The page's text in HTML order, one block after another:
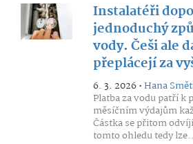
Instalatéři
jednoduchý
vody. Češi ale
přeplácejí za
6. 3. 2026 •Hana
Platba za vodu patří k
měsíčním výdajům
Částka se přitom
tomto ohledu tedy